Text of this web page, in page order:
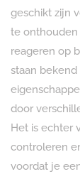
geschikt zijn
te onthouden
reageren op
staan
door
Het is echter
controleren
voordat je